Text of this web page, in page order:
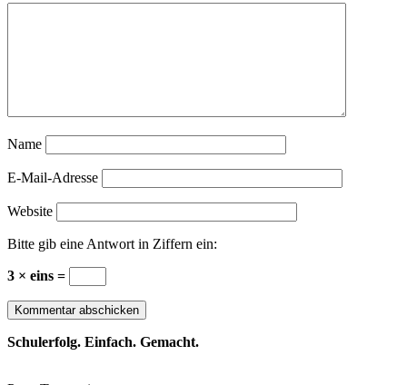
Name
E-Mail-Adresse
Website
Bitte gib eine Antwort in Ziffern ein:
3 × eins =
Schulerfolg. Einfach. Gemacht.